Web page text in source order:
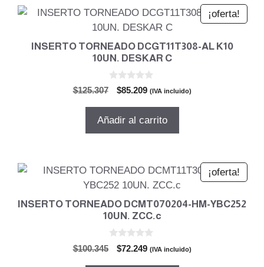
¡oferta!
INSERTO TORNEADO DCGT11T308-AL K10
10UN. DESKAR C
$125.307
El
original
$85.209El
actual
(IVA incluido)
Añadir al carrito
¡oferta!
INSERTO TORNEADO DCMT070204-HM-YBC252
10UN. ZCC.c
$100.345
El
$72.249El(IVA incluido)